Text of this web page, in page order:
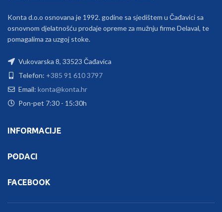
Konta d.o.o osnovana je 1992. godine sa sjedištem u Čađavici sa
osnovnom djelatnošću prodaje opreme za mužnju firme Delaval, te
pomagalima za uzgoj stoke.
Vukovarska 8, 33523 Čađavica
Telefon: +385 91 610 3797
Email: konta@konta.hr
Pon-pet 7:30 - 15:30h
INFORMACIJE
PODACI
FACEBOOK